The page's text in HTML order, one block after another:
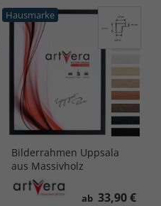
Hausmarke
Bilderrahmen Uppsala
aus Massivholz
ab 33,90 €